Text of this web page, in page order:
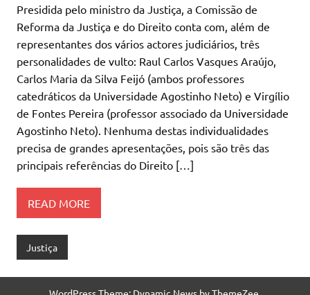
Presidida pelo ministro da Justiça, a Comissão de
Reforma da Justiça e do Direito conta com, além de
representantes dos vários actores judiciários, três
personalidades de vulto: Raul Carlos Vasques Araújo,
Carlos Maria da Silva Feijó (ambos professores
catedráticos da Universidade Agostinho Neto) e Virgílio
de Fontes Pereira (professor associado da Universidade
Agostinho Neto). Nenhuma destas individualidades
precisa de grandes apresentações, pois são três das
principais referências do Direito […]
READ MORE
Justiça